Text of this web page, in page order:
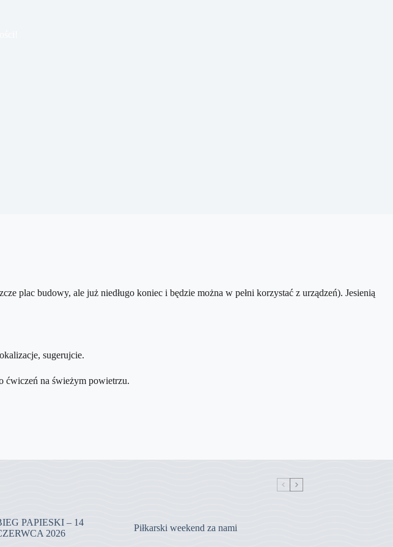
plac budowy, ale już niedługo koniec i będzie można w pełni korzystać z urządzeń). Jesienią
sugerujcie.
ćwiczeń na świeżym powietrzu.
PAPIESKI – 14
2026
Piłkarski weekend za nami